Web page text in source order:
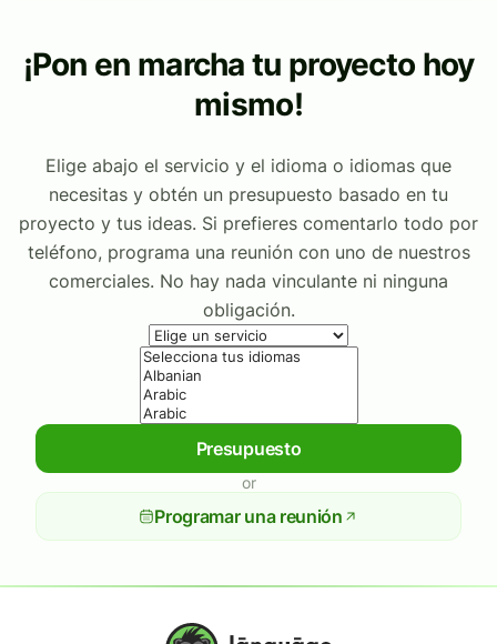
¡Pon en marcha tu proyecto hoy
mismo!
Elige abajo el servicio y el idioma o idiomas que
necesitas y obtén un presupuesto basado en tu
proyecto y tus ideas. Si prefieres comentarlo todo por
teléfono, programa una reunión con uno de nuestros
comerciales. No hay nada vinculante ni ninguna
obligación.
Presupuesto
or
Programar una reunión